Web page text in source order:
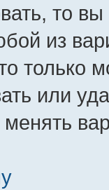
то
из
только
или